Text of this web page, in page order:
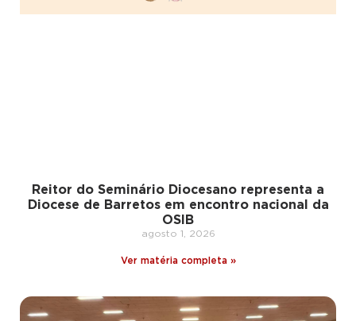
Reitor do Seminário Diocesano representa a
Diocese de Barretos em encontro nacional da
OSIB
agosto 1, 2026
Ver matéria completa »